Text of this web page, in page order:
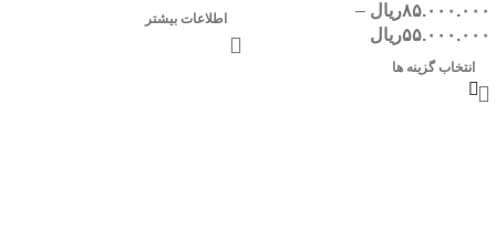
۸۵.۰۰۰.۰۰۰ریال –
۵۵.۰۰۰.۰۰۰ریال
انتخاب گزینه ها
اطلاعات بیشتر